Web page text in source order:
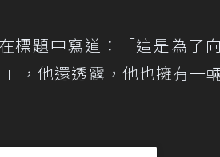
標題中寫道：「這是為了
，他還透露，他也擁有一